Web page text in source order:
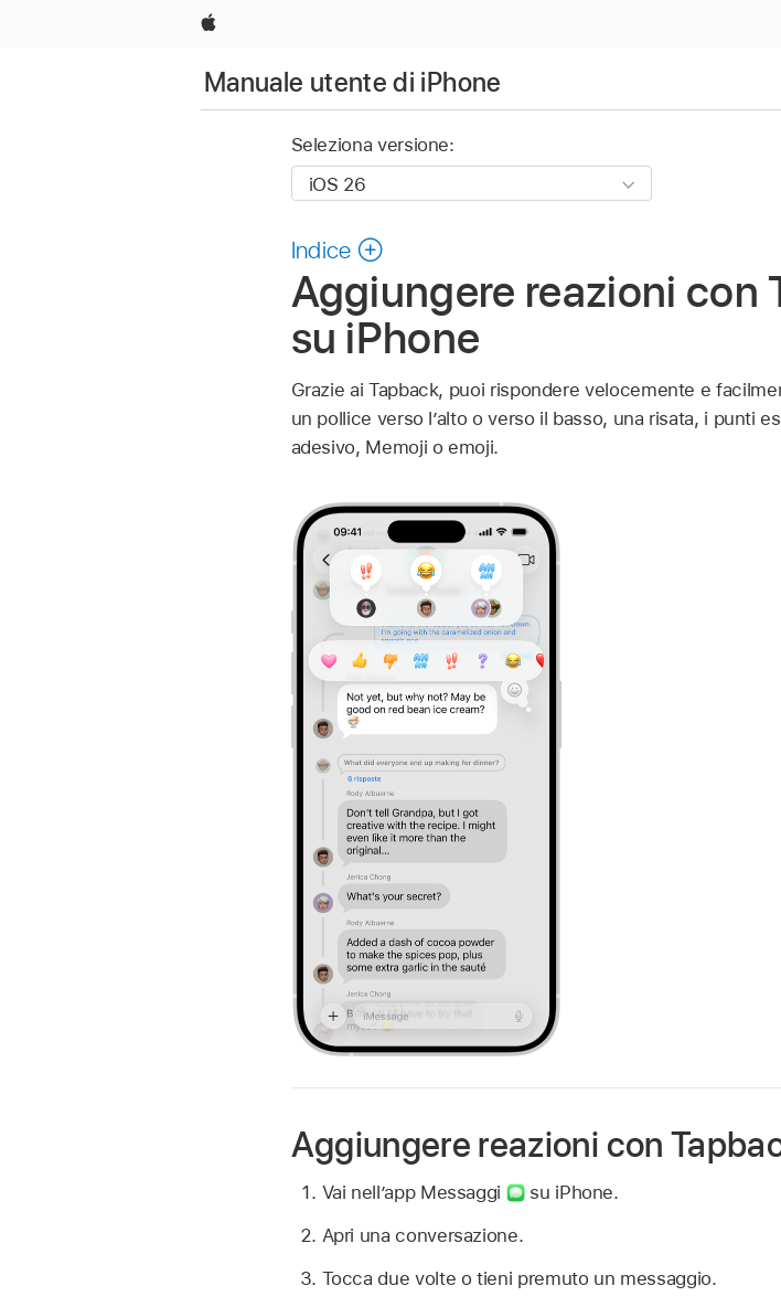
Apple
Manuale utente di iPhone
Seleziona versione:
Indice
Aggiungere reazioni con
su iPhone
Grazie ai Tapback, puoi rispondere velocemente e
un pollice verso l’alto o verso il basso, una risata, i punti
adesivo, Memoji o emoji.
Aggiungere reazioni con
Vai nell’app Messaggi
su iPhone.
Apri una conversazione.
Tocca due volte o tieni premuto un messaggio.